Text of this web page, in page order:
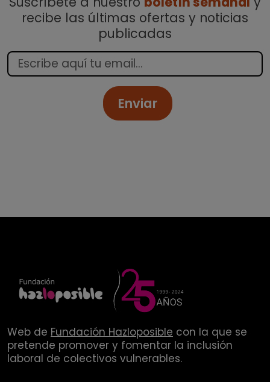
recibe las últimas ofertas y noticias
publicadas
Enviar
Web de Fundación Hazloposible con la que se
pretende promover y fomentar la inclusión
laboral de colectivos vulnerables.